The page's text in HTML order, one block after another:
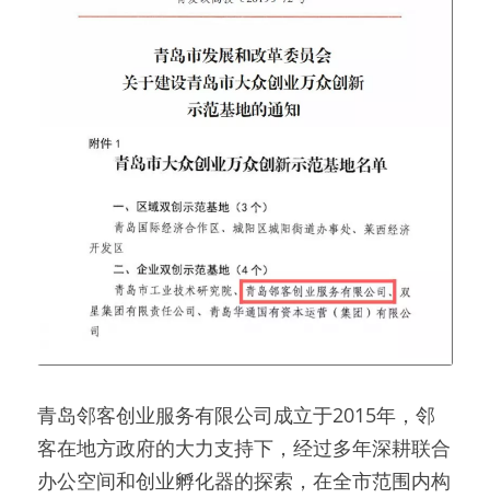
青岛邻客创业服务有限公司成立于2015年，邻
客在地方政府的大力支持下，经过多年深耕联合
办公空间和创业孵化器的探索，在全市范围内构